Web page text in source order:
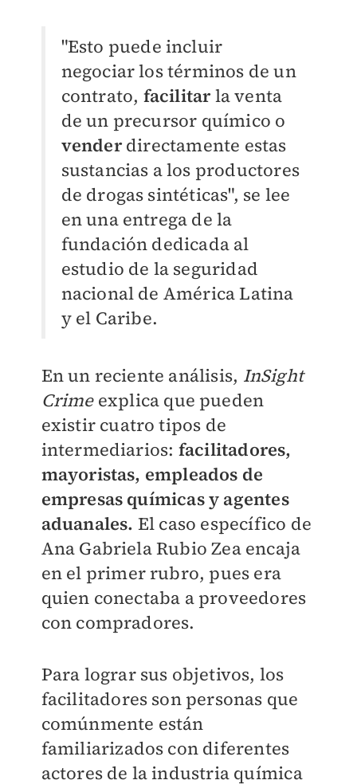
"Esto puede incluir
negociar los términos de un
contrato, facilitarla venta
de un precursor químico o
venderdirectamente estas
sustancias a los productores
de drogas sintéticas", se lee
en una entrega de la
fundación dedicada al
estudio de la seguridad
nacional de América Latina
y el Caribe.
En un reciente análisis, InSight
Crimeexplica que pueden
existir cuatro tipos de
intermediarios: facilitadores,
mayoristas, empleados de
empresas químicas y agentes
aduanales. El caso específico de
Ana Gabriela Rubio Zea encaja
en el primer rubro, pues era
quien conectaba a proveedores
con compradores.
Para lograr sus objetivos, los
facilitadores son personas que
comúnmente están
familiarizados con diferentes
actores de la industria química